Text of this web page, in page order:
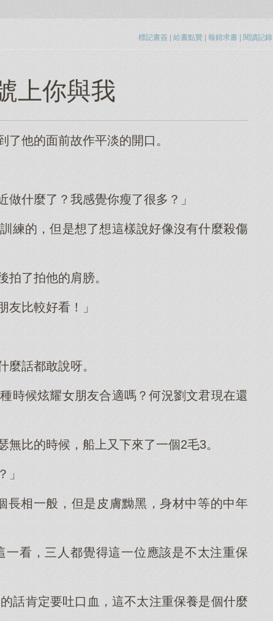
標記書簽 | 給書點贊 | 報錯求書 | 閱讀記錄
上你與我
他的面前故作平淡的開口。
做什麼了？我感覺你瘦了很多？」
練的，但是想了想這樣說好像沒有什麼殺傷
了拍他的肩膀。
友比較好看！」
話都敢說呀。
時候炫耀女朋友合適嗎？何況劉文君現在還
比的時候，船上又下來了一個2毛3。
」
相一般，但是皮膚黝黑，身材中等的中年
看，三人都覺得這一位應該是不太注重保
話肯定要吐口血，這不太注重保養是個什麼